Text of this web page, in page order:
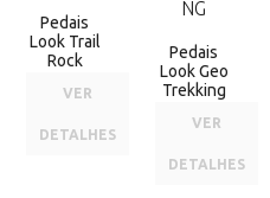
Pedais
Look Trail
Rock
VER
DETALHES
Pedais
Look Geo
Trekking
VER
DETALHES